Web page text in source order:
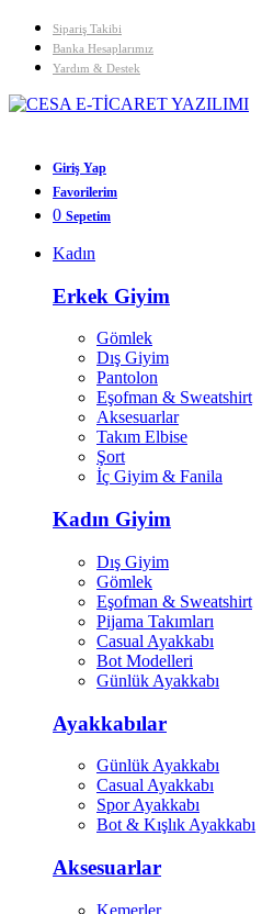
Sipariş Takibi
Banka Hesaplarımız
Yardım & Destek
Giriş Yap
Favorilerim
0 Sepetim
Kadın
Erkek Giyim
Gömlek
Dış Giyim
Pantolon
Eşofman & Sweatshirt
Aksesuarlar
Takım Elbise
Şort
İç Giyim & Fanila
Kadın Giyim
Dış Giyim
Gömlek
Eşofman & Sweatshirt
Pijama Takımları
Casual Ayakkabı
Bot Modelleri
Günlük Ayakkabı
Ayakkabılar
Günlük Ayakkabı
Casual Ayakkabı
Spor Ayakkabı
Bot & Kışlık Ayakkabı
Aksesuarlar
Kemerler